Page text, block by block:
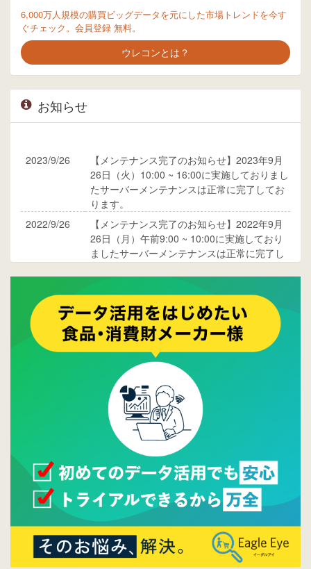
6,000万人規模の購買ビッグデータを元にした市場トレンドを今す
ぐチェック。会員登録 無料。
ウレコンとは？
お知らせ
2023/9/26
【メンテナンス完了のお知らせ】2023年9月
26日（火）10:00 ~ 16:00に実施しておりまし
たサーバーメンテナンスは正常に完了してお
ります。
2022/9/26
【メンテナンス完了のお知らせ】2022年9月
26日（月）午前9:00 ~ 10:00に実施しており
ましたサーバーメンテナンスは正常に完了し
ご覧ください。
2015/10/19
ウレコンのサイト機能を大幅バージョンアッ
プ。詳細はこちら。⇒告知ページへ
2015/09/28
ウレコンが機能拡充し、サイトリニューアル
しました。⇒
ウレコンFacebook
Facebookページを開設しました。詳細は
ら。
ウレコンサイトリリースしました。